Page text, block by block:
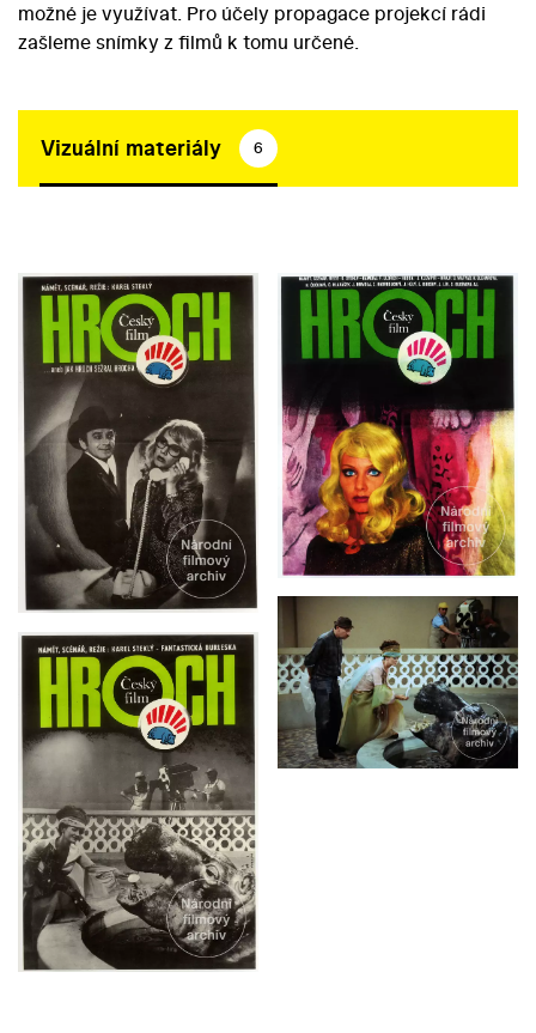
možné je využívat. Pro účely propagace projekcí rádi
zašleme snímky z filmů k tomu určené.
Vizuální materiály 6